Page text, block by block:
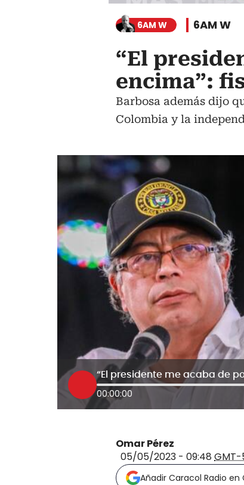
6AM W 6AM W
“El
encima”:
Barbosa además dijo
Colombia y la
00:00:00
Omar Pérez
05/05/2023 - 09:48 GMT-
Añadir Caracol Radio en